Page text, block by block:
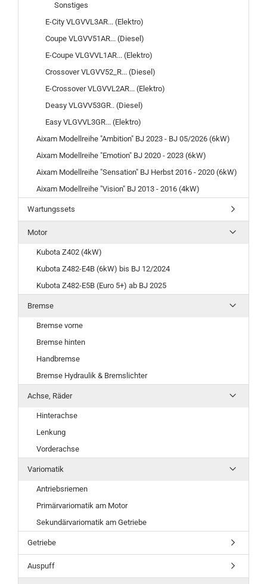
Sonstiges
E-City VLGVVL3AR... (Elektro)
Coupe VLGVV51AR... (Diesel)
E-Coupe VLGVVL1AR... (Elektro)
Crossover VLGVV52_R... (Diesel)
E-Crossover VLGVVL2AR... (Elektro)
Deasy VLGVV53GR.. (Diesel)
Easy VLGVVL3GR... (Elektro)
Aixam Modellreihe "Ambition" BJ 2023 - BJ 05/2026 (6kW)
Aixam Modellreihe "Emotion" BJ 2020 - 2023 (6kW)
Aixam Modellreihe "Sensation" BJ Herbst 2016 - 2020 (6kW)
Aixam Modellreihe "Vision" BJ 2013 - 2016 (4kW)
Wartungssets
Motor
Kubota Z402 (4kW)
Kubota Z482-E4B (6kW) bis BJ 12/2024
Kubota Z482-E5B (Euro 5+) ab BJ 2025
Bremse
Bremse vorne
Bremse hinten
Handbremse
Bremse Hydraulik & Bremslichter
Achse, Räder
Hinterachse
Lenkung
Vorderachse
Variomatik
Antriebsriemen
Primärvariomatik am Motor
Sekundärvariomatik am Getriebe
Getriebe
Auspuff